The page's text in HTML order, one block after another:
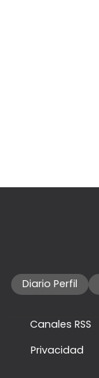
Diario Perfil
Canales RSS
Privacidad